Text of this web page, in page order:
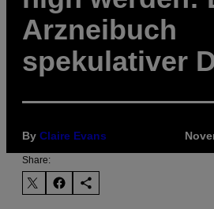
Arzneibuch
spekulativer
By Claire Evans
Share: